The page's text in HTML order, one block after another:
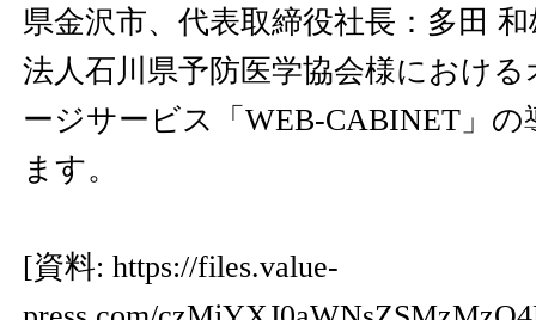
県金沢市、代表取締役社長：多田
法人石川県予防医学協会様におけ
ージサービス「WEB-CABINET」
ます。
[資料: https://files.value-